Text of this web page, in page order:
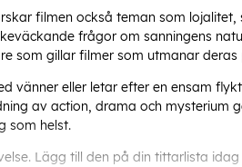
filmen också teman som lojalitet,
frågor om sanningens
som gillar filmer som utmanar deras
vänner eller letar efter en ensam
av action, drama och mysterium
som helst.
Lägg till den på din tittarlista